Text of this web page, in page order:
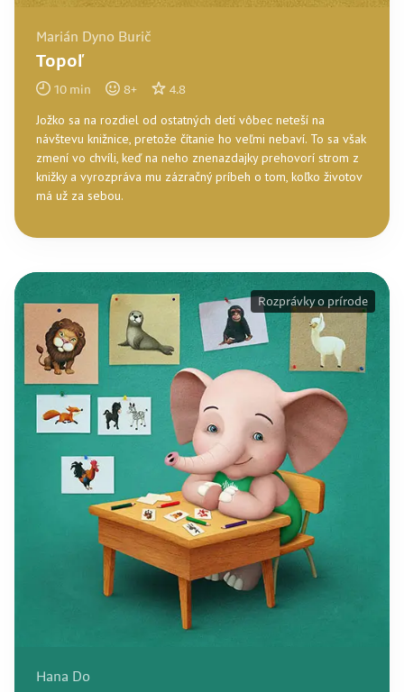
Marián Dyno Burič
Topoľ
10 min 8+ 4.8
Jožko sa na rozdiel od ostatných detí vôbec neteší na
návštevu knižnice, pretože čítanie ho veľmi nebaví. To sa však
zmení vo chvíli, keď na neho znenazdajky prehovorí strom z
knižky a vyrozpráva mu zázračný príbeh o tom, koľko životov
má už za sebou.
Hana Do
Rozprávky o prírode